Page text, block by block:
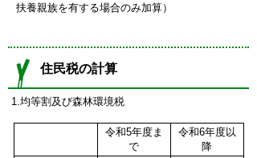
扶養親族を有する場合のみ加算）
住民税の計算
1.均等割及び森林環境税
令和5年度ま
で
令和6年度以
降